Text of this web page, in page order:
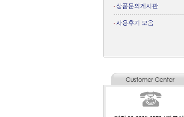
상품문의게시판
사용후기 모음